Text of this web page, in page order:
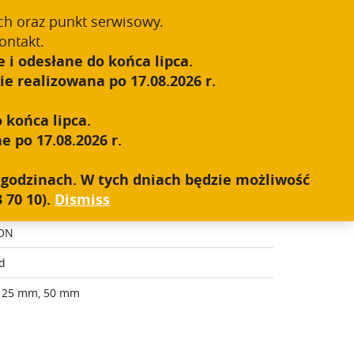
S.W.A.T. SALES NETWORK
Hunting, Outdoor
mm, 50 mm
oraz punkt serwisowy.
i odesłane do końca lipca.
realizowana po 17.08.2026 r.
końca lipca.
po 17.08.2026 r.
W tych dniach będzie możliwość
10). Dismiss